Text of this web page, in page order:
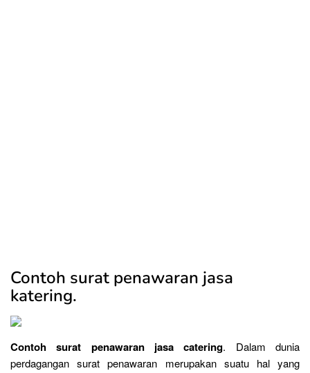
Contoh surat penawaran jasa
katering.
Contoh surat penawaran jasa catering. Dalam dunia
perdagangan surat penawaran merupakan suatu hal yang